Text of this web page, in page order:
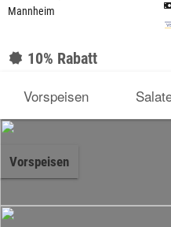
10% Rabatt
Vorspeisen
Vorspeisen